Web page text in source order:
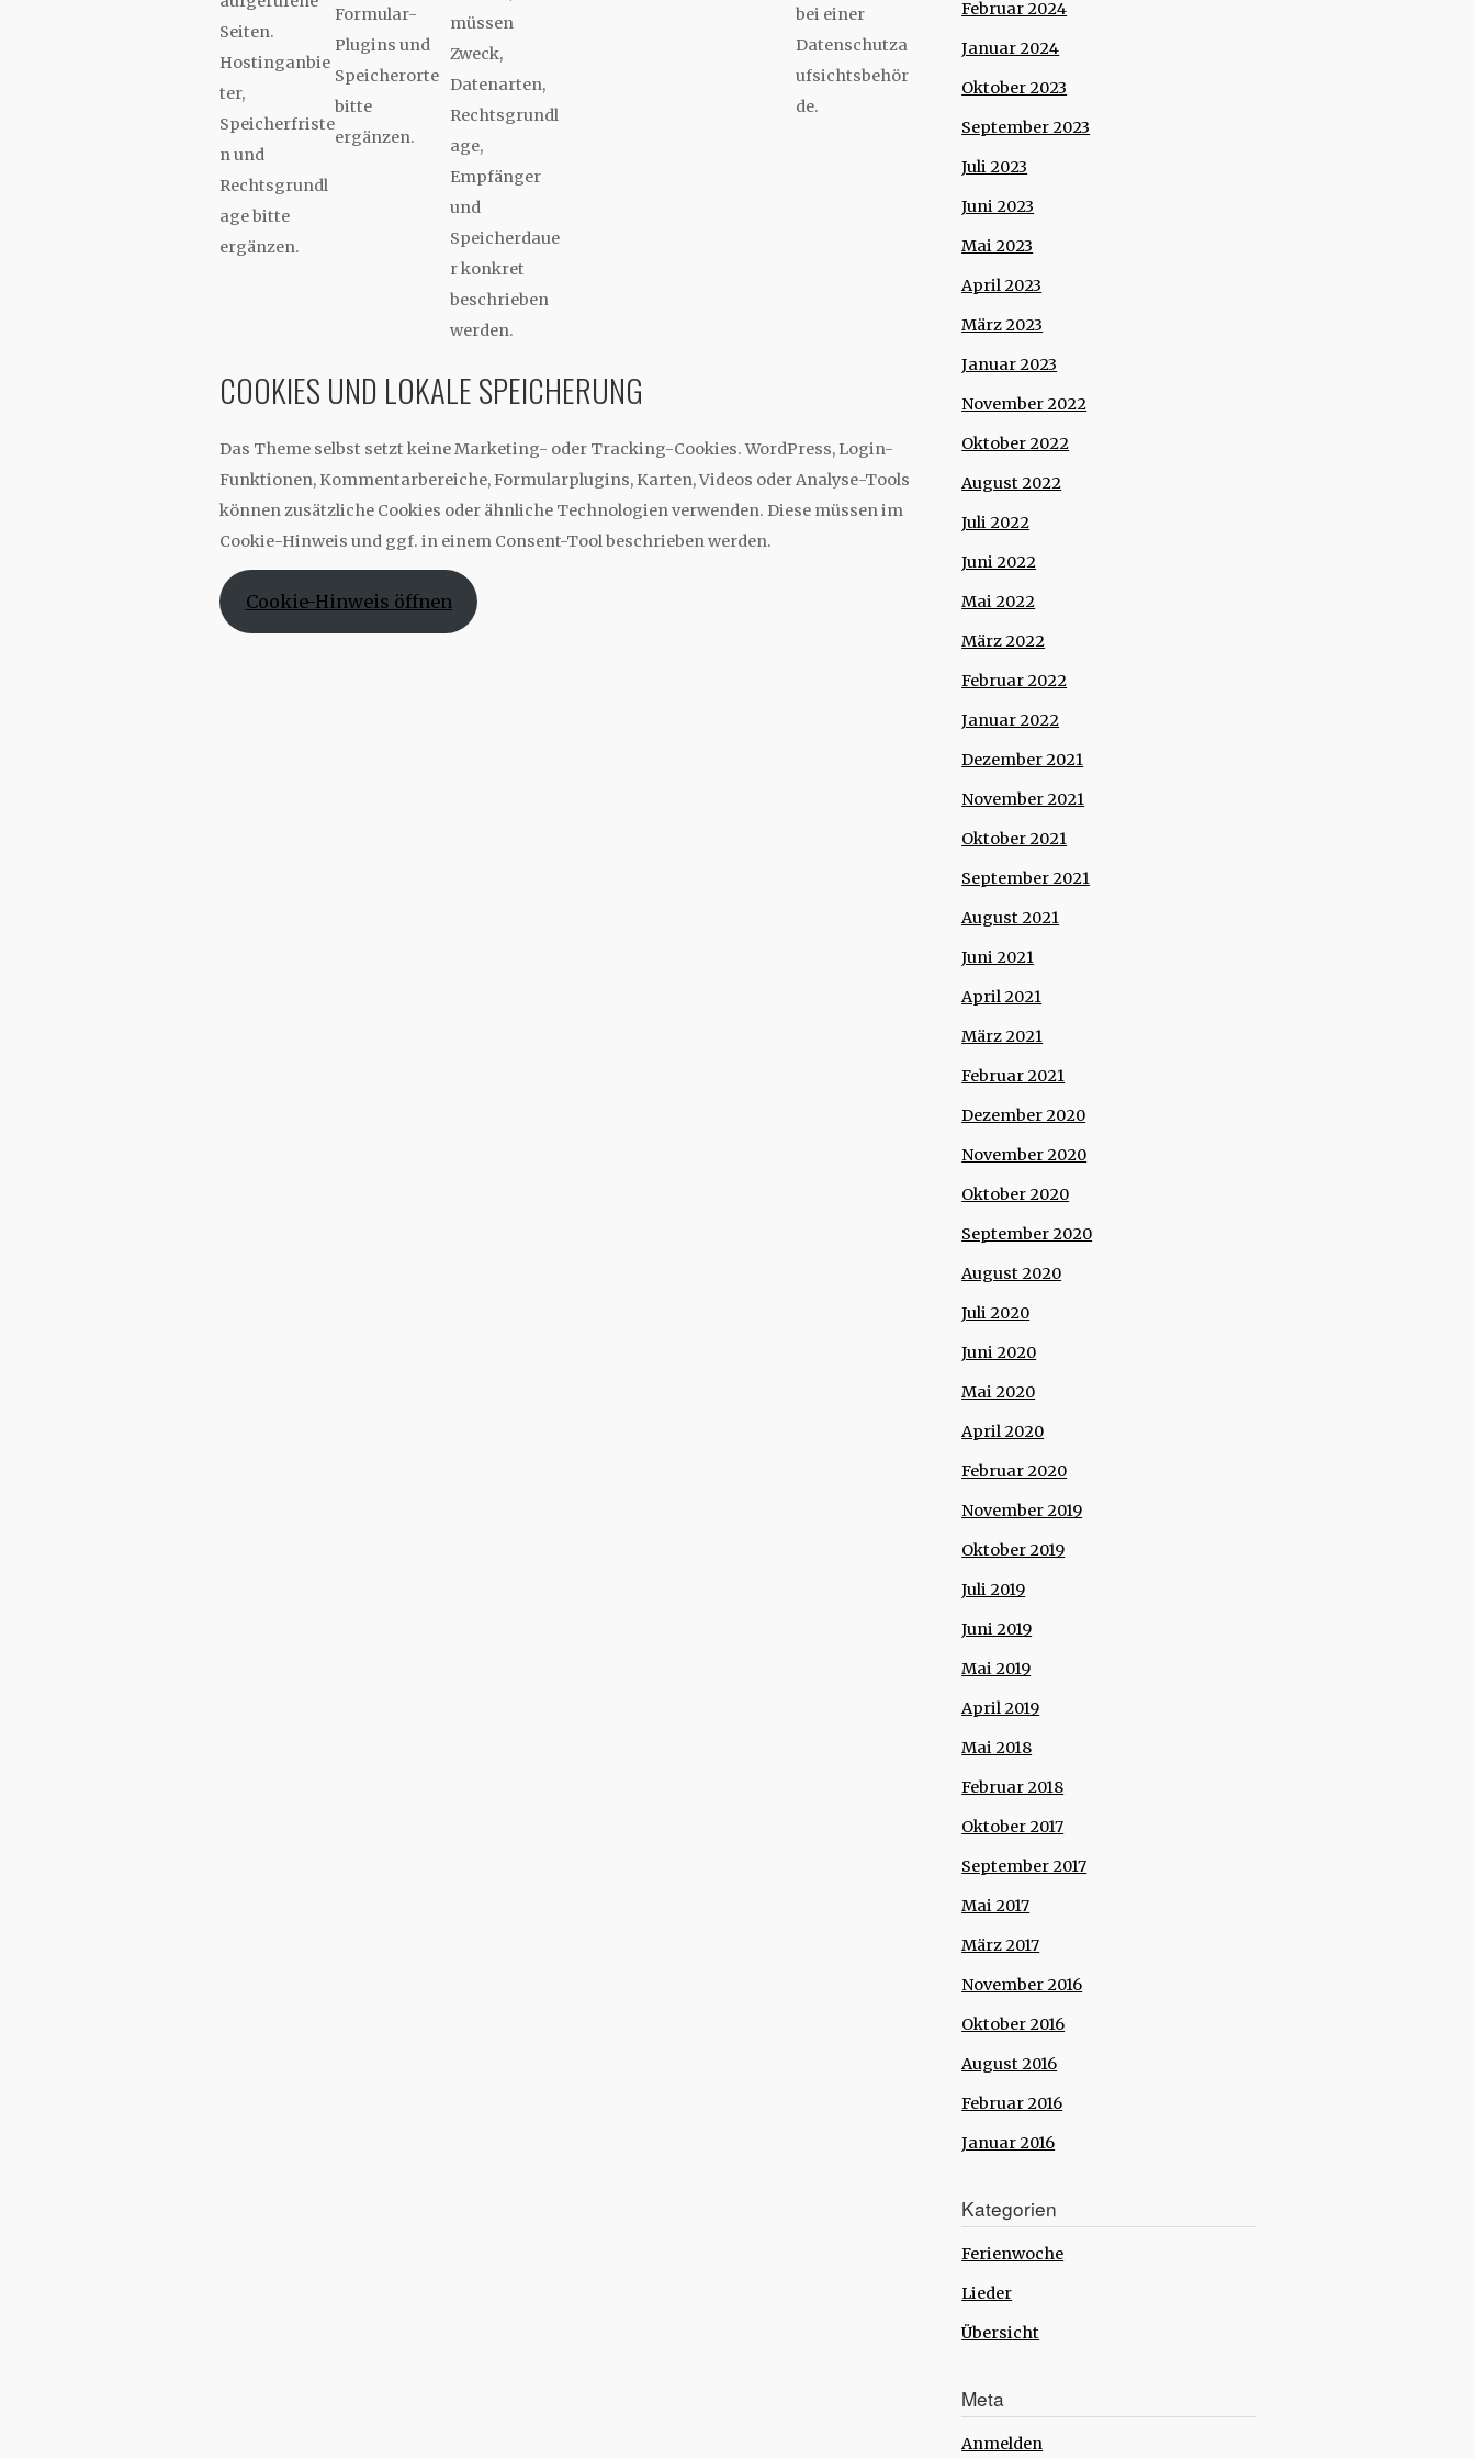
Seiten.
Hostinganbie
ter,
Speicherfriste
n und
Rechtsgrundl
age bitte
ergänzen.
Formular-
Plugins und
Speicherorte
bitte
ergänzen.
müssen
Zweck,
Datenarten,
Rechtsgrundl
age,
Empfänger
und
Speicherdaue
r konkret
beschrieben
werden.
bei einer
Datenschutza
ufsichtsbehör
de.
COOKIES UND LOKALE SPEICHERUNG
Das Theme selbst setzt keine Marketing- oder Tracking-Cookies. WordPress, Login-
Funktionen, Kommentarbereiche, Formularplugins, Karten, Videos oder Analyse-Tools
können zusätzliche Cookies oder ähnliche Technologien verwenden. Diese müssen im
Cookie-Hinweis und ggf. in einem Consent-Tool beschrieben werden.
Cookie-Hinweis öffnen
Februar 2024
Januar 2024
Oktober 2023
September 2023
Juli 2023
Juni 2023
Mai 2023
April 2023
März 2023
Januar 2023
November 2022
Oktober 2022
August 2022
Juli 2022
Juni 2022
Mai 2022
März 2022
Februar 2022
Januar 2022
Dezember 2021
November 2021
Oktober 2021
September 2021
August 2021
Juni 2021
April 2021
März 2021
Februar 2021
Dezember 2020
November 2020
Oktober 2020
September 2020
August 2020
Juli 2020
Juni 2020
Mai 2020
April 2020
Februar 2020
November 2019
Oktober 2019
Juli 2019
Juni 2019
Mai 2019
April 2019
Mai 2018
Februar 2018
Oktober 2017
September 2017
Mai 2017
März 2017
November 2016
Oktober 2016
August 2016
Februar 2016
Januar 2016
Kategorien
Ferienwoche
Lieder
Übersicht
Meta
Anmelden